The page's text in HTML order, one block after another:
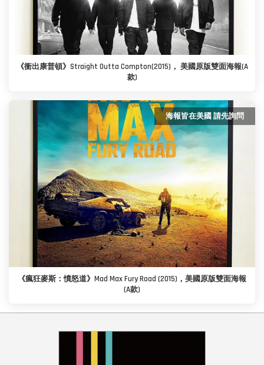
《衝出康普頓》Straight Outta Compton(2015)， 美國原版雙面海報(A
款)
海報皆在美國 請先詢問
《瘋狂麥斯：憤怒道》Mad Max Fury Road (2015)，美國原版雙面海報
(A款)